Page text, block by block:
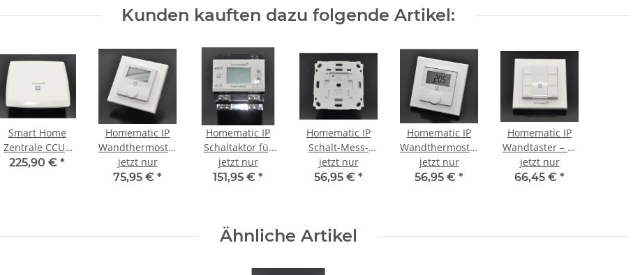
Kunden kauften dazu folgende Artikel:
Smart Home
Zentrale CCU3
HmIP-CCU3
225,90 € *
Homematic IP
Wandthermostat
mit
Schaltausgang –
jetzt nur
75,95 € *
Homematic IP
Schaltaktor für
Hutschienenmontage
– 4-fach HmIP-
jetzt nur
151,95 € *
Homematic IP
Schalt-Mess-
Aktor für
Markenschalter
jetzt nur
56,95 € *
Homematic IP
Wandthermostat
mit
Luftfeuchtigkeitssensor
jetzt nur
56,95 € *
Homematic IP
Wandtaster – 6-
fach HmIP-WRC6
jetzt nur
66,45 € *
Ähnliche Artikel